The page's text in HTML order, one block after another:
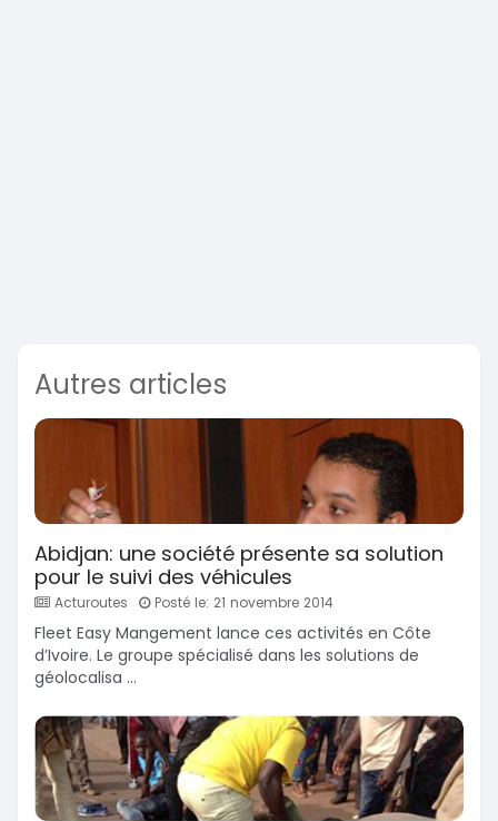
Autres articles
Abidjan: une société présente sa solution
pour le suivi des véhicules
Acturoutes Posté le: 21 novembre 2014
Fleet Easy Mangement lance ces activités en Côte
d’Ivoire. Le groupe spécialisé dans les solutions de
géolocalisa ...